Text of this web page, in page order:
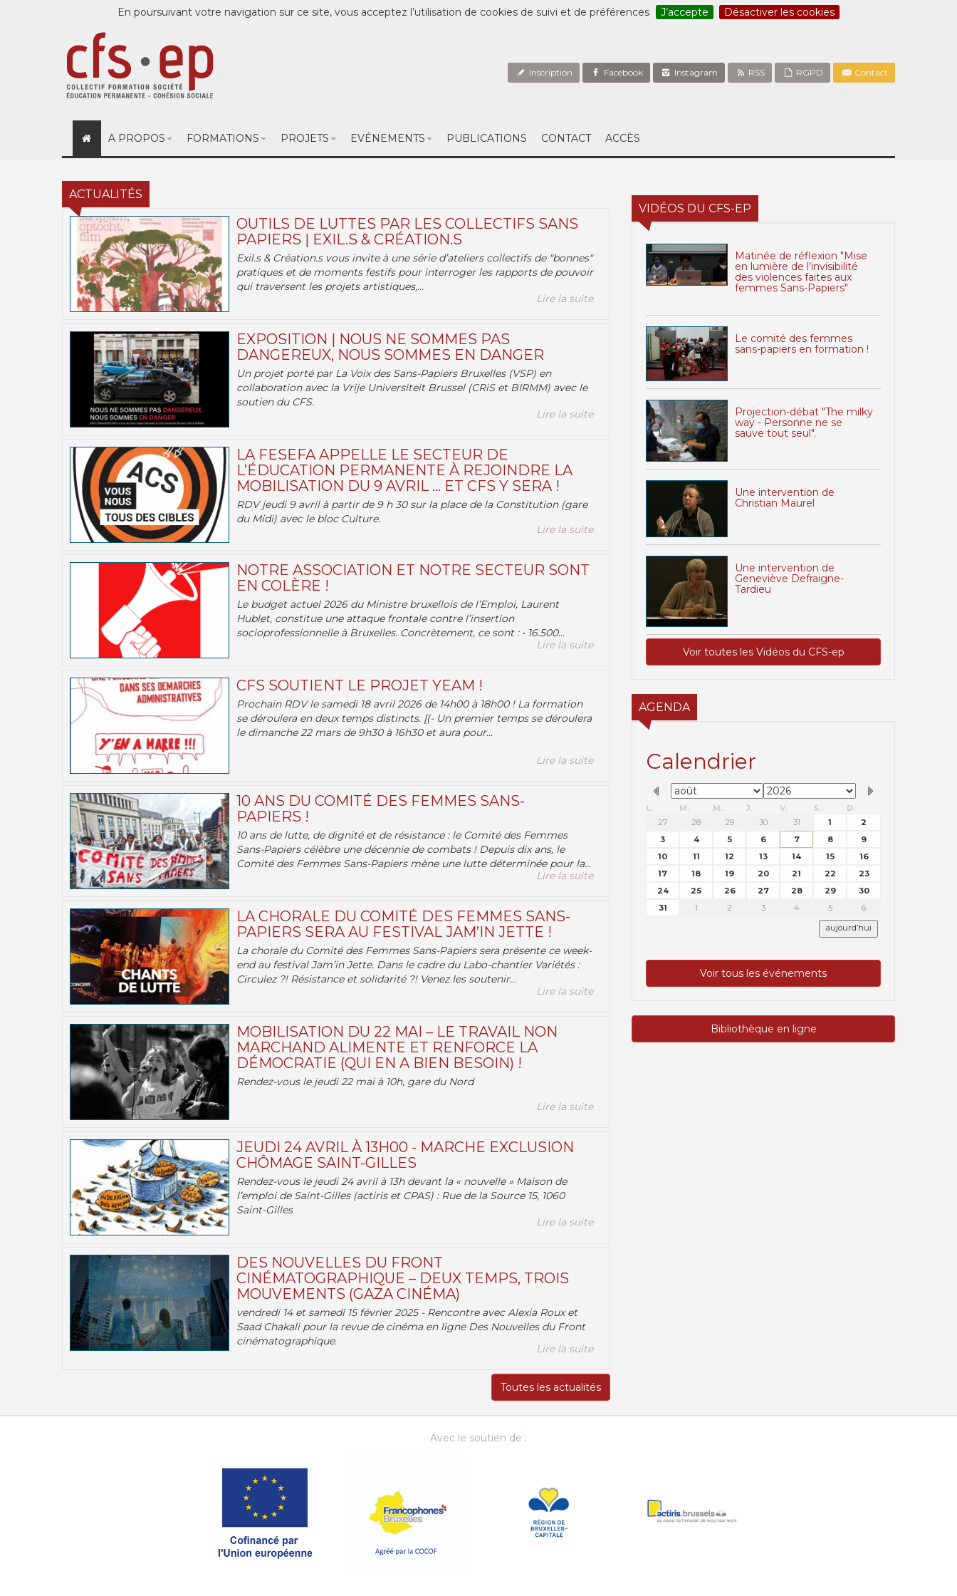
En poursuivant votre navigation sur ce site, vous acceptez l’utilisation de cookies de suivi et de préférences J’accepte Désactiver les cookies
Inscription Facebook Instagram RSS RGPD Contact
A PROPOS FORMATIONS PROJETS EVÉNEMENTS PUBLICATIONS CONTACT ACCÈS
ACTUALITÉS
OUTILS DE LUTTES PAR LES COLLECTIFS SANS
PAPIERS | EXIL.S & CRÉATION.S
Exil.s & Création.s vous invite à une série d’ateliers collectifs de "bonnes"
pratiques et de moments festifs pour interroger les rapports de pouvoir
qui traversent les projets artistiques,...
Lire la suite
EXPOSITION | NOUS NE SOMMES PAS
DANGEREUX, NOUS SOMMES EN DANGER
Un projet porté par La Voix des Sans-Papiers Bruxelles (VSP) en
collaboration avec la Vrije Universiteit Brussel (CRiS et BIRMM) avec le
soutien du CFS.
Lire la suite
LA FESEFA APPELLE LE SECTEUR DE
L’ÉDUCATION PERMANENTE À REJOINDRE LA
MOBILISATION DU 9 AVRIL … ET CFS Y SERA !
RDV jeudi 9 avril à partir de 9 h 30 sur la place de la Constitution (gare
du Midi) avec le bloc Culture.
Lire la suite
NOTRE ASSOCIATION ET NOTRE SECTEUR SONT
EN COLÈRE !
Le budget actuel 2026 du Ministre bruxellois de l’Emploi, Laurent
Hublet, constitue une attaque frontale contre l’insertion
socioprofessionnelle à Bruxelles. Concrètement, ce sont : • 16.500...
Lire la suite
CFS SOUTIENT LE PROJET YEAM !
Prochain RDV le samedi 18 avril 2026 de 14h00 à 18h00 ! La formation
se déroulera en deux temps distincts. [(- Un premier temps se déroulera
le dimanche 22 mars de 9h30 à 16h30 et aura pour...
Lire la suite
10 ANS DU COMITÉ DES FEMMES SANS-
PAPIERS !
10 ans de lutte, de dignité et de résistance : le Comité des Femmes
Sans-Papiers célèbre une décennie de combats ! Depuis dix ans, le
Comité des Femmes Sans-Papiers mène une lutte déterminée pour la...
Lire la suite
LA CHORALE DU COMITÉ DES FEMMES SANS-
PAPIERS SERA AU FESTIVAL JAM’IN JETTE !
La chorale du Comité des Femmes Sans-Papiers sera présente ce week-
end au festival Jam’in Jette. Dans le cadre du Labo-chantier Variétés :
Circulez ?! Résistance et solidarité ?! Venez les soutenir...
Lire la suite
MOBILISATION DU 22 MAI – LE TRAVAIL NON
MARCHAND ALIMENTE ET RENFORCE LA
DÉMOCRATIE (QUI EN A BIEN BESOIN) !
Rendez-vous le jeudi 22 mai à 10h, gare du Nord
Lire la suite
JEUDI 24 AVRIL À 13H00 - MARCHE EXCLUSION
CHÔMAGE SAINT-GILLES
Rendez-vous le jeudi 24 avril à 13h devant la « nouvelle » Maison de
l’emploi de Saint-Gilles (actiris et CPAS) : Rue de la Source 15, 1060
Saint-Gilles
Lire la suite
DES NOUVELLES DU FRONT
CINÉMATOGRAPHIQUE – DEUX TEMPS, TROIS
MOUVEMENTS (GAZA CINÉMA)
vendredi 14 et samedi 15 février 2025 - Rencontre avec Alexia Roux et
Saad Chakali pour la revue de cinéma en ligne Des Nouvelles du Front
cinématographique.
Lire la suite
Toutes les actualités
VIDÉOS DU CFS-EP
Matinée de réflexion "Mise
en lumière de l’invisibilité
des violences faites aux
femmes Sans-Papiers"
Le comité des femmes
sans-papiers en formation !
Projection-débat "The milky
way - Personne ne se
sauve tout seul".
Une intervention de
Christian Maurel
Une intervention de
Geneviève Defraigne-
Tardieu
Voir toutes les Vidéos du CFS-ep
AGENDA
Calendrier
L. M. M. J. V. S.
D.
27
28 29 30 31 1
2
3
4 5 6 7 8
9
10
11 12 13 14 15
16
17
18 19 20 21 22
23
24
25 26 27 28 29
30
31
1 2 3 4 5 6
aujourd’hui
Voir tous les événements
Bibliothèque en ligne
Avec le soutien de :